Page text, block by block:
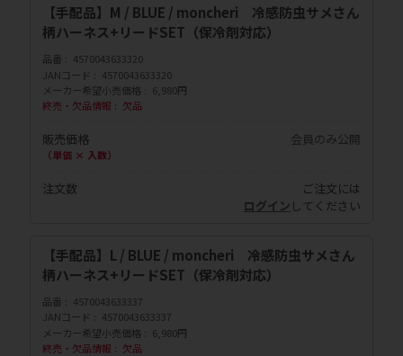
【手配品】M / BLUE / moncheri 冷感防虫サメさん
柄ハーネス+リードSET（保冷剤対応）
品番
4570043633320
JANコード
4570043633320
メーカー希望小売価格
6,980円
終売・欠品情報
欠品
販売価格
（単価 × 入数）
会員のみ公開
注文数
ご注文には
ログイン してください
【手配品】L / BLUE / moncheri 冷感防虫サメさん
柄ハーネス+リードSET（保冷剤対応）
品番
4570043633337
JANコード
4570043633337
メーカー希望小売価格
6,980円
終売・欠品情報
欠品